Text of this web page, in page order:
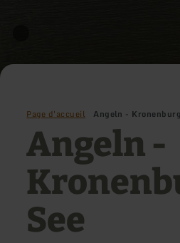
Page d'accueil Angeln -
Angeln -
See